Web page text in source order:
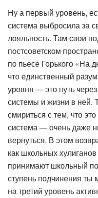
Ну а первый уровень,
система выбросила за
лояльность. Там свои
постсоветском
по пьесе Горького «На
что единственный
уровня — это путь
системы и жизни в ней.
смириться с тем, что
система — очень даже
вернуться. В этом
как школьных
принимают школьный
ступень подчинения ты
на третий уровень